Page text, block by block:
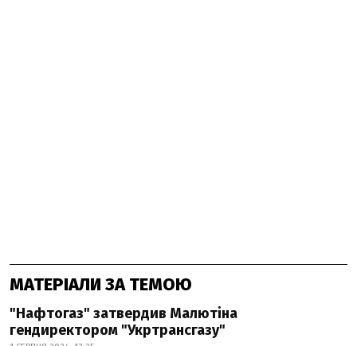
МАТЕРІАЛИ ЗА ТЕМОЮ
"Нафтогаз" затвердив Малютіна
гендиректором "Укртрансгазу"